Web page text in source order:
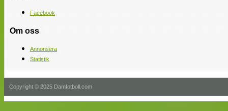
Facebook
Om oss
Annonsera
Statistik
Copyright © 2025 Damfotboll.com